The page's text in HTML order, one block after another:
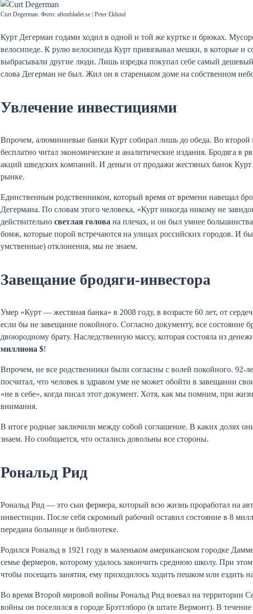
Curt Degerman. Фото: aftonbladet.se | Peter Eklund
Курт Дегерман годами ходил в одной и той же куртке и брюках.
велосипеде. К рулю велосипеда Курт привязывал мешки, в которые и
выбрасывали другие люди. Лишь изредка покупал себе самый
слова Дегерман не был. Жил он в стареньком доме на собственном
Увлечение инвестициями
Впрочем, алюминиевые банки Курт собирал лишь до обеда. Во второй
бесплатно читал экономические и аналитические издания. Бродяга в
акций шведских компаний. И деньги от продажи жестяных банок
рынке.
Единственным родственником, который время от времени навещал
Дегермана. По словам этого человека, «Курт никогда никому не
действительно светлая голова на плечах, и он был умнее
бомж, которые порой встречаются на улицах российских городов. И
умственные) отклонения, мы не знаем.
Завещание бродяги-инвестора
Умер «Курт — жестяная банка» в 2008 году, в возрасте 60 лет, от
если бы не завещание покойного. Согласно документу, все состояние
двоюродному брату. Наследственную массу, которая состояла из
миллиона $!
Впрочем, не все родственники были согласны с волей покойного. 92-
посчитал, что человек в здравом уме не может обойти в завещании
«не в себе», когда писал этот документ. Хотя, как мы помним, при
внимания.
В итоге родные заключили между собой соглашение. В каких долях
знаем. Но сообщается, что остались довольны все стороны.
Рональд Рид
Рональд Рид — это сын фермера, который всю жизнь проработал на
инвестиции. После себя скромный рабочий оставил состояние в 8
передана больнице и библиотеке.
Родился Рональд в 1921 году в маленьком американском городке
семье фермеров, которому удалось закончить среднюю школу. При
чтобы посещать занятия, ему приходилось ходить пешком или ездить
Во время Второй мировой войны Рональд Рид воевал на территории
войны он поселился в городе Брэттлборо (в штате Вермонт). В течение